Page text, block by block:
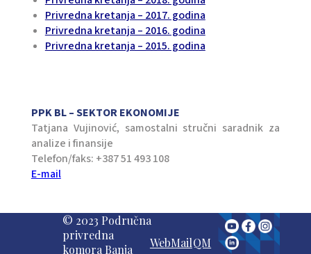
Privredna kretanja – 2017. godina
Privredna kretanja – 2016. godina
Privredna kretanja – 2015. godina
PPK BL – SEKTOR EKONOMIJE
Tatjana Vujinović, samostalni stručni saradnik za
analize i finansije
Telefon/faks: +387 51 493 108
E-mail
© 2023 Područna
privredna
komora Banja
WebMailQM